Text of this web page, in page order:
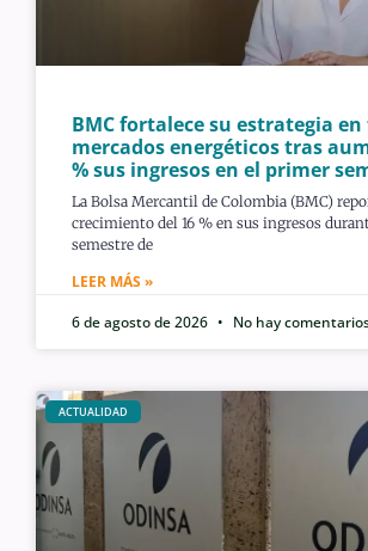
BMC fortalece su estrategia
mercados energéticos tras
% sus ingresos en el primer
La Bolsa Mercantil de Colombia (BMC)
crecimiento del 16 % en sus ingresos
semestre de
LEER MÁS »
6 de agosto de 2026
No hay
ACTUALIDAD